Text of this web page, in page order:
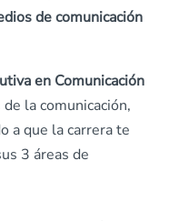
de comunicación
en Comunicación
la comunicación,
a que la carrera te
3 áreas de